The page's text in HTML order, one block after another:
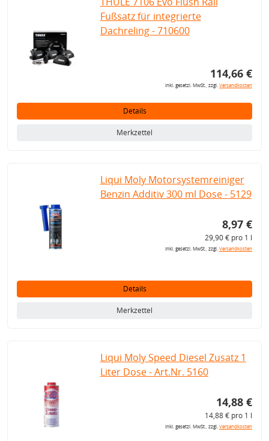
Fußsatz für integrierte
Dachreling - 710600
114,66 €
inkl. gesetzl. MwSt., zzgl.Versandkosten
Details
Merkzettel
Liqui Moly Motorsystemreiniger
Benzin Additiv 300 ml Dose - 5129
8,97 €
29,90 € pro 1 l
inkl. gesetzl. MwSt., zzgl.Versandkosten
Details
Merkzettel
Liqui Moly Speed Diesel Zusatz 1
Liter Dose - Art.Nr. 5160
14,88 €
14,88 € pro 1 l
inkl. gesetzl. MwSt., zzgl.Versandkosten